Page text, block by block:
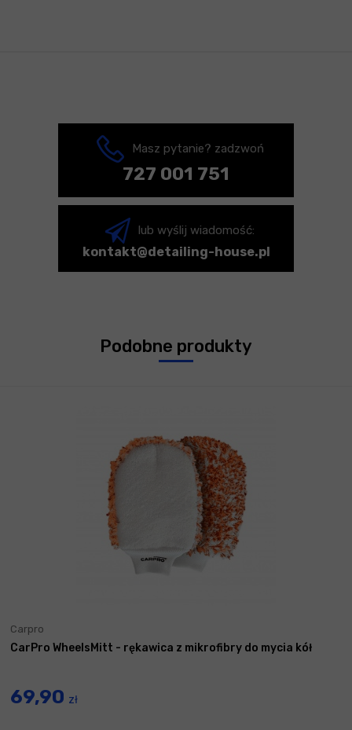
Masz pytanie? zadzwoń
727 001 751
lub wyślij wiadomość:
kontakt@detailing-house.pl
Podobne produkty
Carpro
CarPro WheelsMitt - rękawica z mikrofibry do mycia kół
69,90 zł